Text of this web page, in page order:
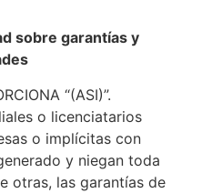
sobre garantías y
“(ASI)”.
o licenciatarios
o implícitas con
y niegan toda
otras, las garantías de